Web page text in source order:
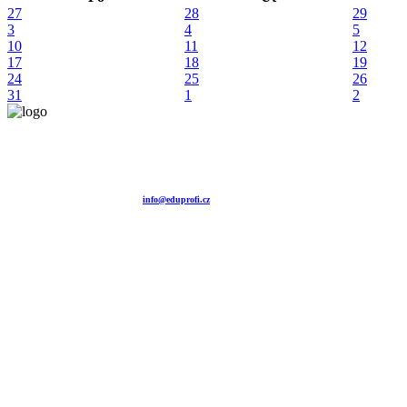
27
28 29
3
4 5
10
11 12
17
18 19
24
25 26
31
1 2
info@eduprofi.cz